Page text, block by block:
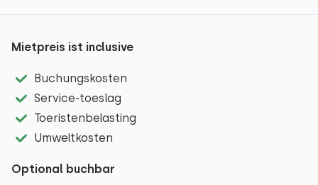
Mietpreis ist inclusive
Buchungskosten
Service-toeslag
Toeristenbelasting
Umweltkosten
Optional buchbar
Houffalize liegt im Herzen der Ardennen und bildet
zusammen mit Bastogne und La Roche das
touristische Dreieck. Die Umgebung ist ideal zum
zahlreichen Routen. Während Ihres Aufenthalts